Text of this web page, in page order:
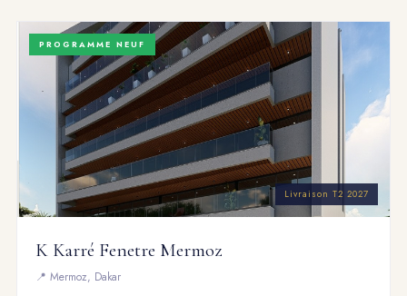
PROGRAMME NEUF
Livraison T2 2027
K Karré Fenetre Mermoz
📍 Mermoz, Dakar